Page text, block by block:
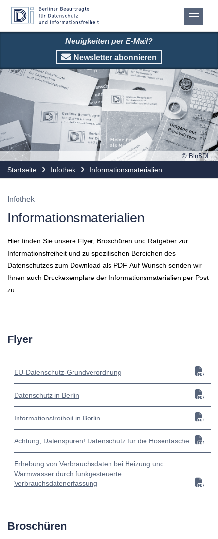
Neuigkeiten per E-Mail?
Newsletter abonnieren
© BlnBDI
Startseite Infothek Informationsmaterialien
Infothek
Informationsmaterialien
Hier finden Sie unsere Flyer, Broschüren und Ratgeber zur
Informationsfreiheit und zu spezifischen Bereichen des
Datenschutzes zum Download als PDF. Auf Wunsch senden wir
Ihnen auch Druckexemplare der Informationsmaterialien per Post
zu.
Flyer
EU-Datenschutz-Grundverordnung
Datenschutz in Berlin
Informationsfreiheit in Berlin
Achtung, Datenspuren! Datenschutz für die Hosentasche
Erhebung von Verbrauchsdaten bei Heizung und
Warmwasser durch funkgesteuerte
Verbrauchsdatenerfassung
Broschüren